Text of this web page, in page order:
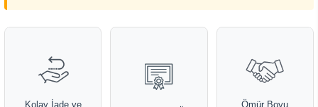
Kolay İade ve
Ömür Boyu